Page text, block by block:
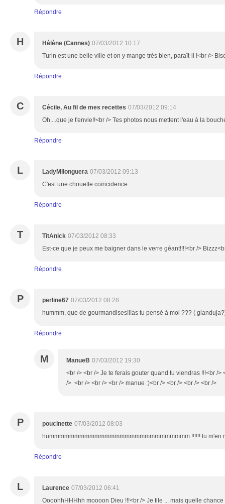
Répondre
H Hélène (Cannes) 07/03/2012 10:17
Turin est une belle ville et on y mange très bien, paraît-il !<br />
Répondre
C Cécile, Au fil de mes recettes 07/03/2012 09:14
Oh....que je t'envie!!<br /> Tes photos nous mettent l'eau à la
Répondre
L LadyMilonguera 07/03/2012 09:13
C'est une chouette coïncidence...
Répondre
T TitAnick 07/03/2012 08:33
Est-ce que je peux me baigner dans le verre géant!!!!<br />
Répondre
P perline67 07/03/2012 08:28
hummm, que de gourmandises!!!as tu pensé à moi ??? (
Répondre
M ManueB 07/03/2012 19:30
<br /> <br /> Je te ferais gouter quand tu viendras !!!<br />
/> <br /> <br /> <br /> manue :)<br /> <br /> <br /> <br />
P poucinette 07/03/2012 08:03
hummmmmmmmmmmmmmmmmmmmmmmmmmmm !!!!!! tu m'en
Répondre
L Laurence 07/03/2012 06:41
OooohhHHHhh moooon Dieu !!!<br /> Je file ... mais quelle